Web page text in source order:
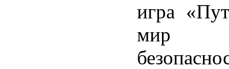
игра
мир